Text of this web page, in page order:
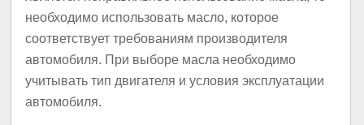
необходимо использовать масло, которое
соответствует требованиям производителя
автомобиля. При выборе масла необходимо
учитывать тип двигателя и условия эксплуатации
автомобиля.